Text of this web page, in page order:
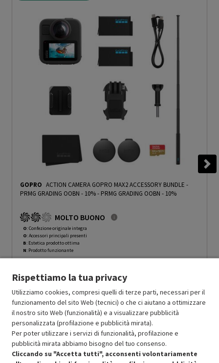
GOPRO ACTION CAMERA GOPRO MAX2 ACCESSORY BUNDLE -
PRMG GRADING OOBN - 10%- PRMG GRADING OOBN - 10%
MOLTO BUONO
O: Confezione originale integra
O: Accessori principali presenti
B: Estetica prodotto ottima
N: Prodotto funzionante
Ricondizionato Prezzo ridotto da
512.99 a-30%
In Promozione 359.09
Aggiungi al carrello
SCONTO RICONDIZIONATI
Rispettiamo la tua privacy
Utilizziamo cookies, compresi quelli di terze parti, necessari per il
funzionamento del sito Web (tecnici) o che ci aiutano a ottimizzare
il nostro sito Web (funzionalità) e a visualizzare pubblicità
personalizzata (profilazione e pubblicità mirata).
Per poter utilizzare i servizi di funzionalità, profilazione e
pubblicità mirata abbiamo bisogno del tuo consenso.
Cliccando su "Accetta tutti", acconsenti volontariamente